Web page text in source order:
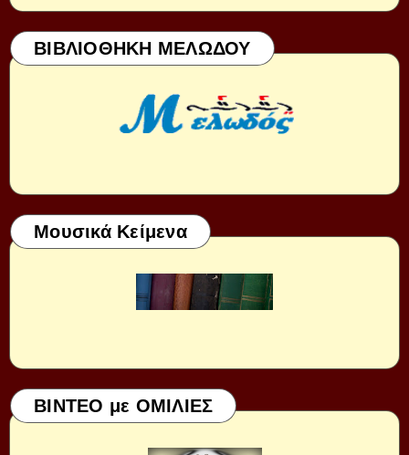
ΒΙΒΛΙΟΘΗΚΗ ΜΕΛΩΔΟΥ
Μουσικά Κείμενα
ΒΙΝΤΕΟ με ΟΜΙΛΙΕΣ